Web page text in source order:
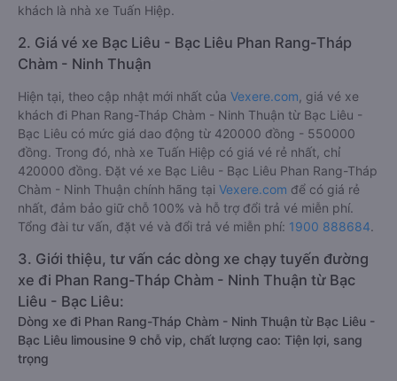
khách là nhà xe Tuấn Hiệp.
2. Giá vé xe Bạc Liêu - Bạc Liêu Phan Rang-Tháp
Chàm - Ninh Thuận
Hiện tại, theo cập nhật mới nhất của Vexere.com , giá vé xe
khách đi Phan Rang-Tháp Chàm - Ninh Thuận từ Bạc Liêu -
Bạc Liêu có mức giá dao động từ 420000 đồng - 550000
đồng. Trong đó, nhà xe Tuấn Hiệp có giá vé rẻ nhất, chỉ
420000 đồng. Đặt vé xe Bạc Liêu - Bạc Liêu Phan Rang-Tháp
Chàm - Ninh Thuận chính hãng tại Vexere.com để có giá rẻ
nhất, đảm bảo giữ chỗ 100% và hỗ trợ đổi trả vé miễn phí.
Tổng đài tư vấn, đặt vé và đổi trả vé miễn phí: 1900 888684.
3. Giới thiệu, tư vấn các dòng xe chạy tuyến đường
xe đi Phan Rang-Tháp Chàm - Ninh Thuận từ Bạc
Liêu - Bạc Liêu:
Dòng xe đi Phan Rang-Tháp Chàm - Ninh Thuận từ Bạc Liêu -
Bạc Liêu limousine 9 chỗ vip, chất lượng cao: Tiện lợi, sang
trọng